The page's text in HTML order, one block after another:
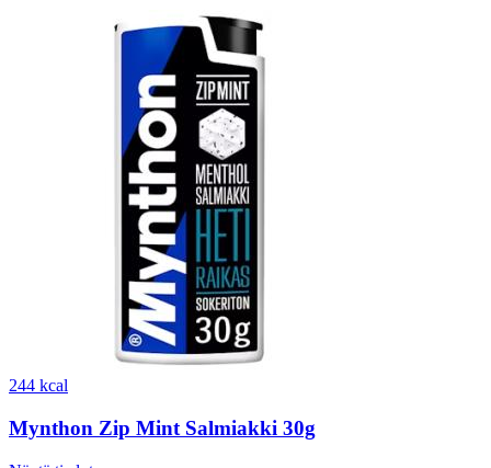
244 kcal
Mynthon Zip Mint Salmiakki 30g